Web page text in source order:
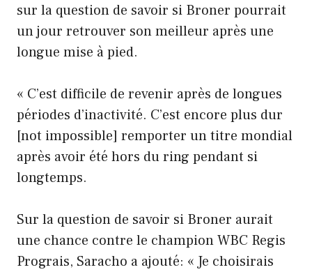
sur la question de savoir si Broner pourrait
un jour retrouver son meilleur après une
longue mise à pied.
« C’est difficile de revenir après de longues
périodes d’inactivité. C’est encore plus dur
[not impossible] remporter un titre mondial
après avoir été hors du ring pendant si
longtemps.
Sur la question de savoir si Broner aurait
une chance contre le champion WBC Regis
Prograis, Saracho a ajouté: « Je choisirais